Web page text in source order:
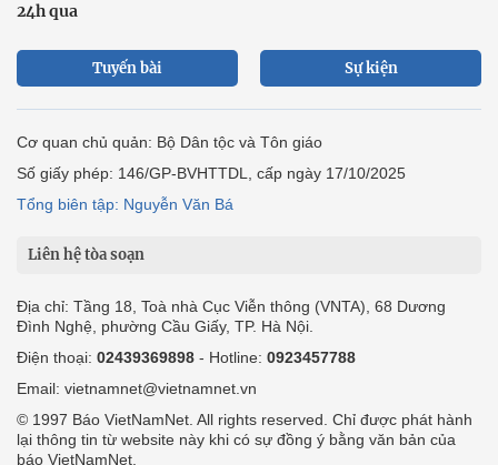
24h qua
Tuyến bài Sự kiện
Cơ quan chủ quản: Bộ Dân tộc và Tôn giáo
Số giấy phép: 146/GP-BVHTTDL, cấp ngày 17/10/2025
Tổng biên tập: Nguyễn Văn Bá
Liên hệ tòa soạn
Địa chỉ: Tầng 18, Toà nhà Cục Viễn thông (VNTA), 68 Dương
Đình Nghệ, phường Cầu Giấy, TP. Hà Nội.
Điện thoại: 02439369898 - Hotline: 0923457788
Email: vietnamnet@vietnamnet.vn
© 1997 Báo VietNamNet. All rights reserved. Chỉ được phát hành
lại thông tin từ website này khi có sự đồng ý bằng văn bản của
báo VietNamNet.